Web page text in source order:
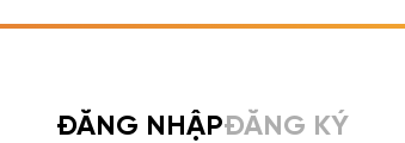
ĐĂNG NHẬPĐĂNG KÝ